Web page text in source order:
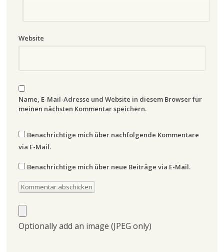
Website
Name, E-Mail-Adresse und Website in diesem Browser für
meinen nächsten Kommentar speichern.
Benachrichtige mich über nachfolgende Kommentare
via E-Mail.
Benachrichtige mich über neue Beiträge via E-Mail.
Optionally add an image (JPEG only)